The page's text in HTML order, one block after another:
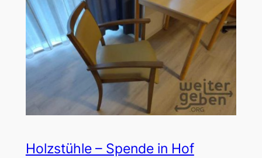
Holzstühle – Spende in Hof